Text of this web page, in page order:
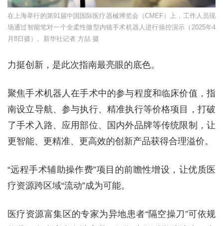
在上海举行的第91届中国国际医疗器械博览会（CMEF）上，工作人员现
场通过智能笔对一个全柔性微型内镜手术机器人进行操控演示（2025年4
月8日摄）。新华社记者 方喆 摄
力挺创新，是此次指南最亮眼的底色。
聚焦手术机器人在手术中的参与程度和临床价值，指
南设立导航、参与执行、精准执行等价格项目，打破
了手术入路、应用部位、国内外品牌等传统限制，让
更智能、更精准、更高效的创新产品获得合理溢价。
“远程手术辅助操作费”项目的前瞻性增设，让优质医
疗资源跨区域“流动”成为可能。
医疗资源富集区的专家为异地患者“隔空操刀”可依规